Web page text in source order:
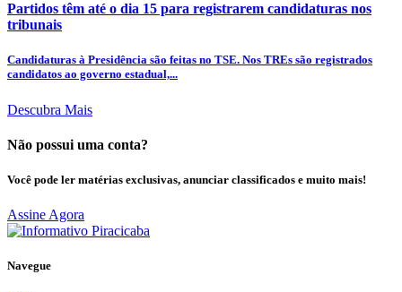
Partidos têm até o dia 15 para registrarem candidaturas nos
tribunais
Candidaturas à Presidência são feitas no TSE. Nos TREs são registrados
candidatos ao governo estadual,...
Descubra Mais
Não possui uma conta?
Você pode ler matérias exclusivas, anunciar classificados e muito mais!
Assine Agora
Navegue